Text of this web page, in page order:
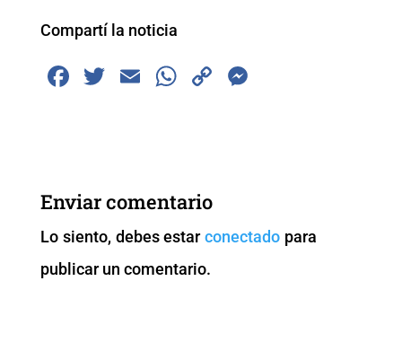
Compartí la noticia
F
b
o
o
k
T
E
W
A
p
p
C
k
er
Enviar comentario
Lo siento, debes estarconectado para
publicar un comentario.